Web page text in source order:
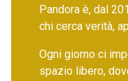
Pandora è, dal
chi cerca verità,
Ogni giorno ci
spazio libero,